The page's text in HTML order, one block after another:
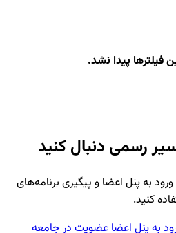
فیلترها پیدا نشد.
رسمی دنبال کنید
به پنل اعضا و پیگیری برنامه‌های
کنید.
به پنل اعضاعضویت در جامعه